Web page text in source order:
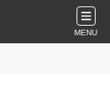
MENU